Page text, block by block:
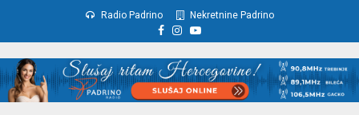
Radio Padrino Nekretnine Padrino
Facebook
Instagram
Youtube